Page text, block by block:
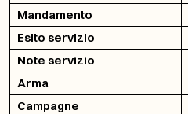
Mandamento
Esito servizio
Note servizio
Arma
Campagne